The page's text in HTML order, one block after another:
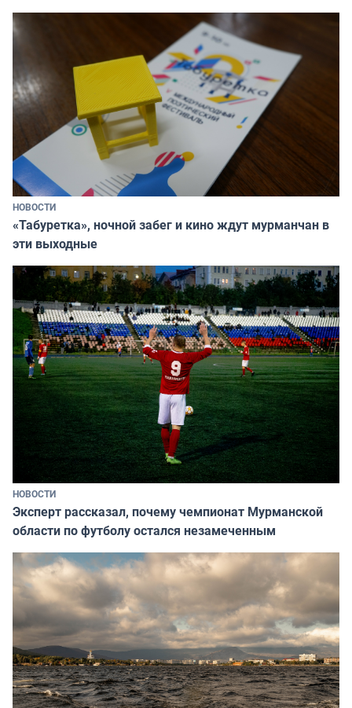
НОВОСТИ
«Табуретка», ночной забег и кино ждут мурманчан в
эти выходные
НОВОСТИ
Эксперт рассказал, почему чемпионат Мурманской
области по футболу остался незамеченным